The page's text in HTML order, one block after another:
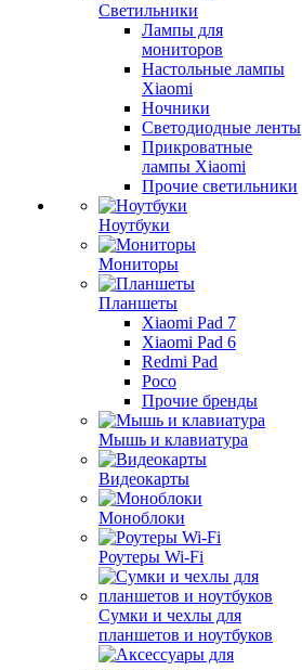
Светильники
Лампы для
мониторов
Настольные лампы
Xiaomi
Ночники
Светодиодные ленты
Прикроватные
лампы Xiaomi
Прочие светильники
Ноутбуки
Мониторы
Планшеты
Xiaomi Pad 7
Xiaomi Pad 6
Redmi Pad
Poco
Прочие бренды
Мышь и клавиатура
Видеокарты
Моноблоки
Роутеры Wi-Fi
Сумки и чехлы для
планшетов и ноутбуков